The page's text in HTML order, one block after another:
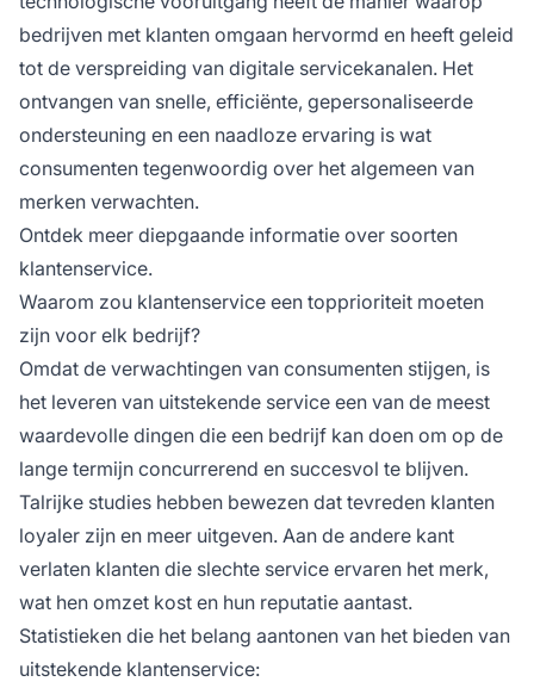
bedrijven met klanten omgaan hervormd en heeft geleid
tot de verspreiding van digitale servicekanalen. Het
ontvangen van snelle, efficiënte, gepersonaliseerde
ondersteuning en een naadloze ervaring is wat
consumenten tegenwoordig over het algemeen van
merken verwachten.
Ontdek meer diepgaande informatie over soorten
klantenservice.
Waarom zou klantenservice een topprioriteit moeten
zijn voor elk bedrijf?
Omdat de verwachtingen van consumenten stijgen, is
het leveren van uitstekende service een van de meest
waardevolle dingen die een bedrijf kan doen om op de
lange termijn concurrerend en succesvol te blijven.
Talrijke studies hebben bewezen dat tevreden klanten
loyaler zijn en meer uitgeven. Aan de andere kant
verlaten klanten die slechte service ervaren het merk,
wat hen omzet kost en hun reputatie aantast.
Statistieken die het belang aantonen van het bieden van
uitstekende klantenservice: